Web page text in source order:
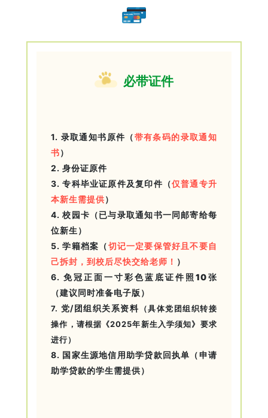
必带证件
1. 录取通知书原件 （带有条码的录取通知
书）
2.身份证原件
3.专科毕业证原件及复印件 （仅普通专升
本新生需提供）
4.校园卡 （已与录取通知书一同邮寄给每
位新生）
5.学籍档案 （切记一定要保管好且不要自
己拆封，到校后尽快交给老师！ ）
6.免冠正面一寸彩色蓝底证件照10张
（建议同时准备电子版）
7. 党/团组织关系资料 （具体党团组织转接
操作，请根据《2025年新生入学须知》要求
进行）
8. 国家生源地信用助学贷款回执单 （申请
助学贷款的学生需提供）